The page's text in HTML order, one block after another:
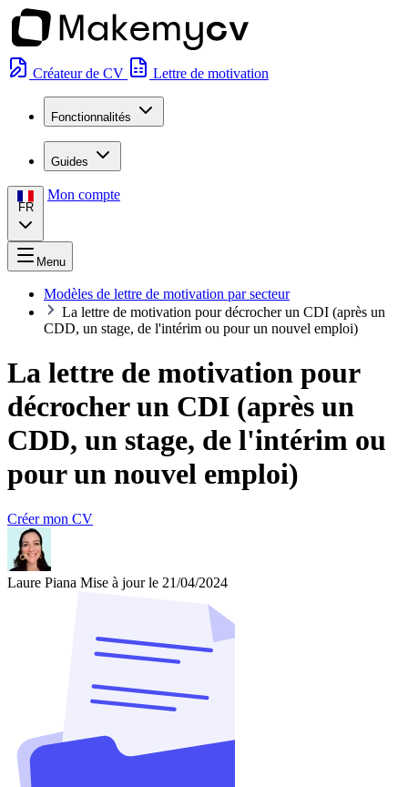
Créateur de CV Lettre de motivation
Fonctionnalités
Guides
FR
Mon compte
Menu
Modèles de lettre de motivation par secteur
La lettre de motivation pour décrocher un CDI (après un
CDD, un stage, de l'intérim ou pour un nouvel emploi)
La lettre de motivation pour
décrocher un CDI (après un
CDD, un stage, de l'intérim ou
pour un nouvel emploi)
Créer mon CV
Laure Piana Mise à jour le 21/04/2024